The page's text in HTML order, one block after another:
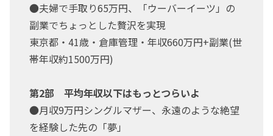
●夫婦で手取り65万円、「ウーバーイーツ」の
副業でちょっとした贅沢を実現
東京都・41歳・倉庫管理・年収660万円+副業(世
帯年収約1500万円)
第2部 平均年収以下はもっとつらいよ
●月収9万円シングルマザー、永遠のような絶望
を経験した先の「夢」